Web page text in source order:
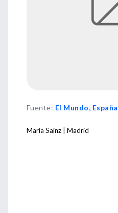
Fuente: El Mundo, España
María Sainz | Madrid